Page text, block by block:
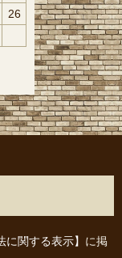
26
に関する表示】 に掲